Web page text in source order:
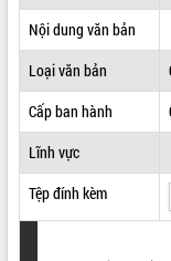
ĐIỂM TIN VĂN BẢN
QUY HOẠCH - KẾ HOẠCH
Nội dung văn bản
Loại văn bản
Cấp ban hành
Lĩnh vực
Tệp đính kèm